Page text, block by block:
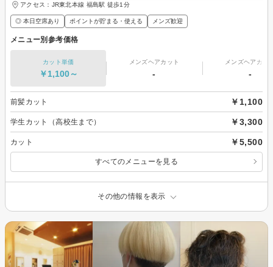
アクセス：JR東北本線 福島駅 徒歩1分
◎ 本日空席あり ポイントが貯まる・使える メンズ歓迎
メニュー別参考価格
カット単価
￥1,100～
メンズヘアカット
-
メンズヘアカラ
-
前髪カット ￥1,100
学生カット（高校生まで） ￥3,300
カット ￥5,500
すべてのメニューを見る
その他の情報を表示